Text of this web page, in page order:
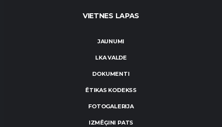
VIETNES LAPAS
JAUNUMI
LKA VALDE
DOKUMENTI
ĒTIKAS KODEKSS
FOTOGALERIJA
IZMĒĢINI PATS